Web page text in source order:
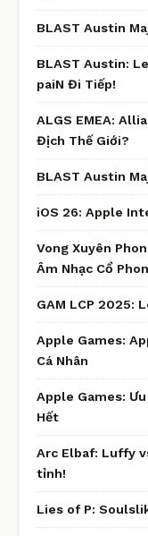
BLAST Austin
BLAST Austin:
paiN Đi Tiếp!
ALGS EMEA:
Địch Thế Giới?
BLAST Austin
iOS 26: Apple
Vong Xuyên
Âm Nhạc Cổ
GAM LCP 2025:
Apple Games:
Cá Nhân
Apple Games:
Hết
Arc Elbaf: Luffy
tỉnh!
Lies of P: